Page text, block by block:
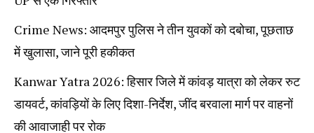
Crime News: आदमपुर पुलिस ने तीन युवकों को दबोचा, पूछताछ
में खुलासा, जाने पूरी हकीकत
Kanwar Yatra 2026: हिसार जिले में कांवड़ यात्रा को लेकर रुट
डायवर्ट, कांवड़ियों के लिए दिशा-निर्देश, जींद बरवाला मार्ग पर वाहनों
की आवाजाही पर रोक